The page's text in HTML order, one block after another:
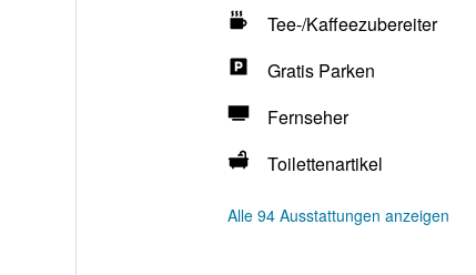
Tee-/Kaffeezubereiter
Gratis Parken
Fernseher
Toilettenartikel
Alle 94 Ausstattungen anzeigen